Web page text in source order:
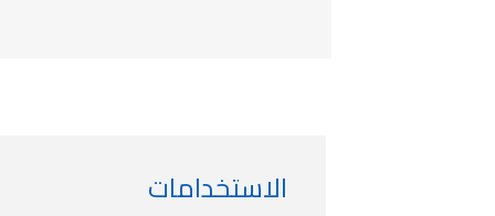
الاستخدامات